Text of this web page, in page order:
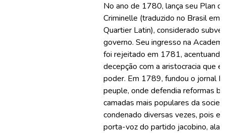
No ano de 1780, lança seu Plan
Criminelle (traduzido no Brasil em
Quartier Latin), considerado
governo. Seu ingresso na
foi rejeitado em 1781, acentuando
decepção com a aristocracia que
poder. Em 1789, fundou o jornal
peuple, onde defendia reformas
camadas mais populares da
condenado diversas vezes, pois
porta-voz do partido jacobino, ala